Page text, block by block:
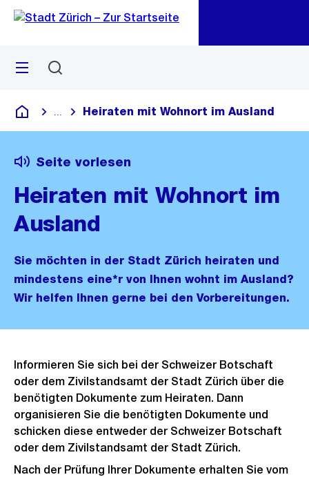
Navigation
Sprunglink
Menü
Deutsch
Blende alle Breadcrumbs ein
Heiraten mit Wohnort im Ausland
Seite vorlesen
Heiraten mit Wohnort im
Ausland
Sie möchten in der Stadt Zürich heiraten und
mindestens eine*r von Ihnen wohnt im Ausland?
Wir helfen Ihnen gerne bei den Vorbereitungen.
Informieren Sie sich bei der Schweizer Botschaft
oder dem Zivilstandsamt der Stadt Zürich über die
benötigten Dokumente zum Heiraten. Dann
organisieren Sie die benötigten Dokumente und
schicken diese entweder der Schweizer Botschaft
oder dem Zivilstandsamt der Stadt Zürich.
Nach der Prüfung Ihrer Dokumente erhalten Sie vom